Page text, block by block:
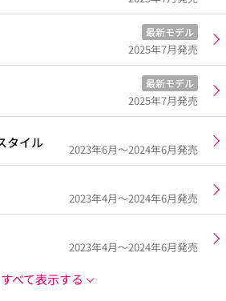
最新モデル
2025年7月発売
最新モデル
2025年7月発売
タイル 2023年6月～2024年6月発売
2023年4月～2024年6月発売
2023年4月～2024年6月発売
すべて表示する